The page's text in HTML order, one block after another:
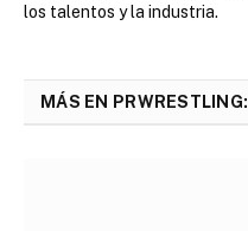
los talentos y la industria.
MÁS EN PRWRESTLING: